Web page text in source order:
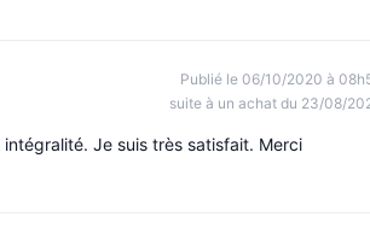
Publié le 06/10/2020 à
suite à un achat du 23/08/
Je suis très satisfait. Merci